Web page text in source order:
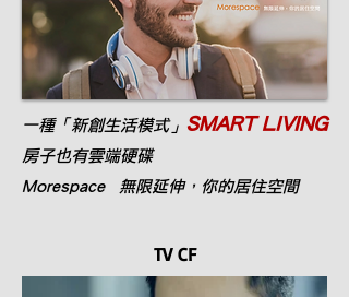
一種「新創生活模式」 SMART LIVING
房子也有雲端硬碟
Morespace 無限延伸，你的居住空間
TV CF